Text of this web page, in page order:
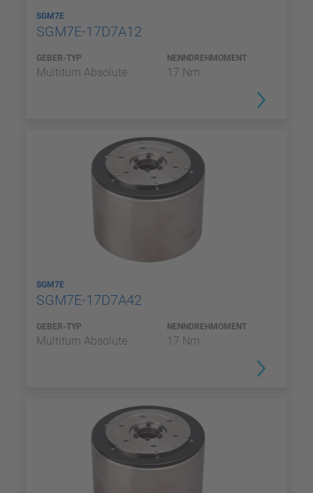
SGM7E
SGM7E-17D7A12
GEBER-TYP
Multiturn Absolute
NENNDREHMOMENT
17 Nm
SGM7E
SGM7E-17D7A42
GEBER-TYP
Multiturn Absolute
NENNDREHMOMENT
17 Nm